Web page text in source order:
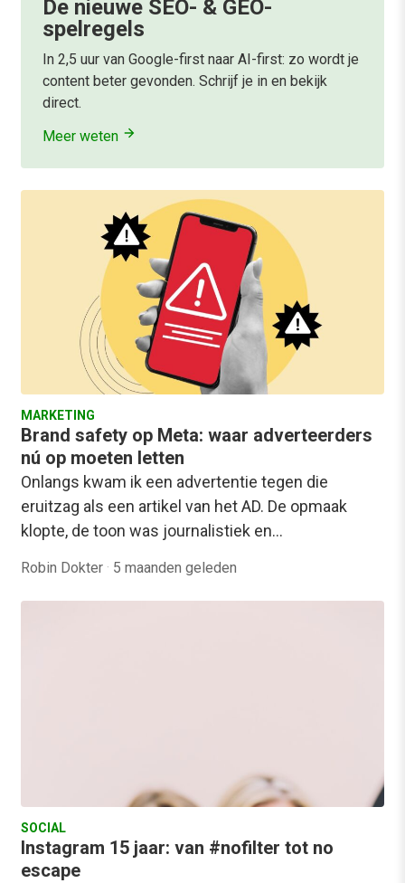
De nieuwe SEO- & GEO-
spelregels
In 2,5 uur van Google-first naar AI-first: zo wordt je
content beter gevonden. Schrijf je in en bekijk
direct.
Meer weten
MARKETING
Brand safety op Meta: waar adverteerders
nú op moeten letten
Onlangs kwam ik een advertentie tegen die
eruitzag als een artikel van het AD. De opmaak
klopte, de toon was journalistiek en…
Robin Dokter · 5 maanden geleden
SOCIAL
Instagram 15 jaar: van #nofilter tot no
escape